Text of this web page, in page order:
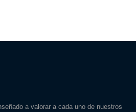
a valorar a cada uno de nuestros